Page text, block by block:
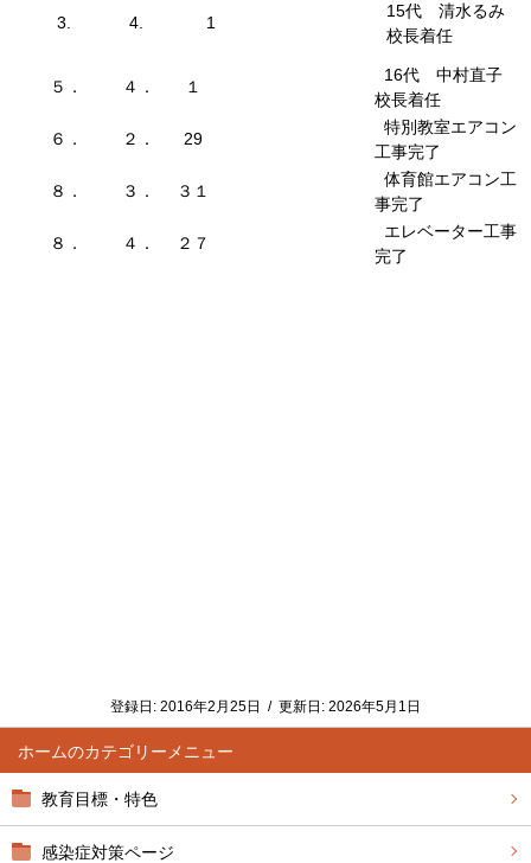
ホーム
教育目標・特色
感染症対策ページ
3. 4. 1
15代 清水るみ
校長着任
５． ４． １
16代 中村直子
校長着任
６． ２． 29
特別教室エアコン
工事完了
８． ３． ３１
体育館エアコン工
事完了
８． ４． ２７
エレベーター工事
完了
登録日: 2016年2月25日 / 更新日: 2026年5月1日